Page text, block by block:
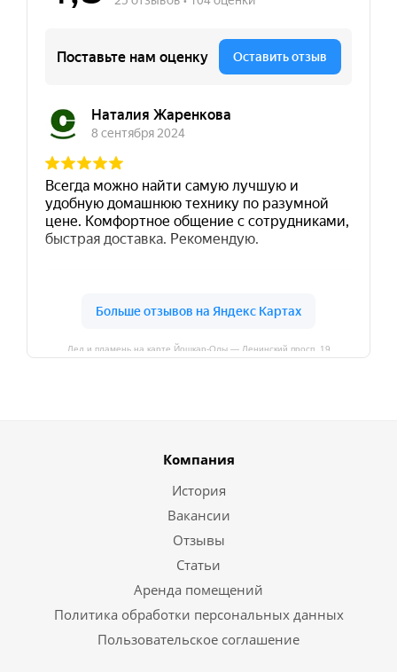
Лед и пламень на карте Йошкар‑Олы — Ленинский просп.,19
Компания
История
Вакансии
Отзывы
Статьи
Аренда помещений
Политика обработки персональных данных
Пользовательское соглашение